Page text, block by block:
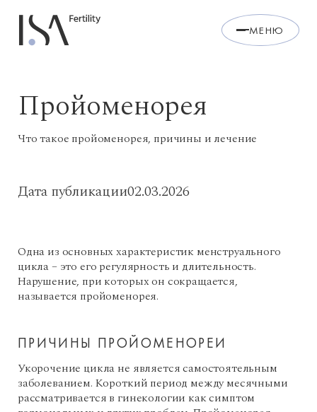
МЕНЮ
Пройоменорея
Что такое пройоменорея, причины и лечение
Дата публикации02.03.2026
Одна из основных характеристик менструального
цикла – это его регулярность и длительность.
Нарушение, при которых он сокращается,
называется пройоменорея.
ПРИЧИНЫ ПРОЙОМЕНОРЕИ
Укорочение цикла не является самостоятельным
заболеванием. Короткий период между месячными
рассматривается в гинекологии как симптом